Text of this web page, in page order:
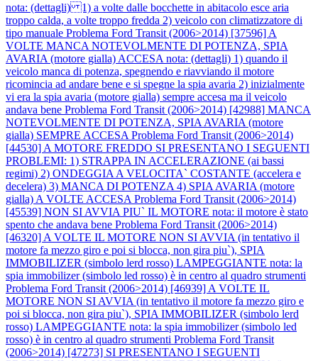
nota: (dettagli) 1) a volte dalle bocchette in abitacolo esce aria
troppo calda, a volte troppo fredda 2) veicolo con climatizzatore di
tipo manuale Problema Ford Transit (2006>2014) [37596] A
VOLTE MANCA NOTEVOLMENTE DI POTENZA, SPIA
AVARIA (motore gialla) ACCESA nota: (dettagli) 1) quando il
veicolo manca di potenza, spegnendo e riavviando il motore
ricomincia ad andare bene e si spegne la spia avaria 2) inizialmente
vi era la spia avaria (motore gialla) sempre accesa ma il veicolo
andava bene Problema Ford Transit (2006>2014) [42988] MANCA
NOTEVOLMENTE DI POTENZA, SPIA AVARIA (motore
gialla) SEMPRE ACCESA Problema Ford Transit (2006>2014)
[44530] A MOTORE FREDDO SI PRESENTANO I SEGUENTI
PROBLEMI: 1) STRAPPA IN ACCELERAZIONE (ai bassi
regimi) 2) ONDEGGIA A VELOCITA` COSTANTE (accelera e
decelera) 3) MANCA DI POTENZA 4) SPIA AVARIA (motore
gialla) A VOLTE ACCESA Problema Ford Transit (2006>2014)
[45539] NON SI AVVIA PIU` IL MOTORE nota: il motore è stato
spento che andava bene Problema Ford Transit (2006>2014)
[46320] A VOLTE IL MOTORE NON SI AVVIA (in tentativo il
motore fa mezzo giro e poi si blocca, non gira piu`), SPIA
IMMOBILIZER (simbolo lerd rosso) LAMPEGGIANTE nota: la
spia immobilizer (simbolo led rosso) è in centro al quadro strumenti
Problema Ford Transit (2006>2014) [46939] A VOLTE IL
MOTORE NON SI AVVIA (in tentativo il motore fa mezzo giro e
poi si blocca, non gira piu`), SPIA IMMOBILIZER (simbolo lerd
rosso) LAMPEGGIANTE nota: la spia immobilizer (simbolo led
rosso) è in centro al quadro strumenti Problema Ford Transit
(2006>2014) [47273] SI PRESENTANO I SEGUENTI